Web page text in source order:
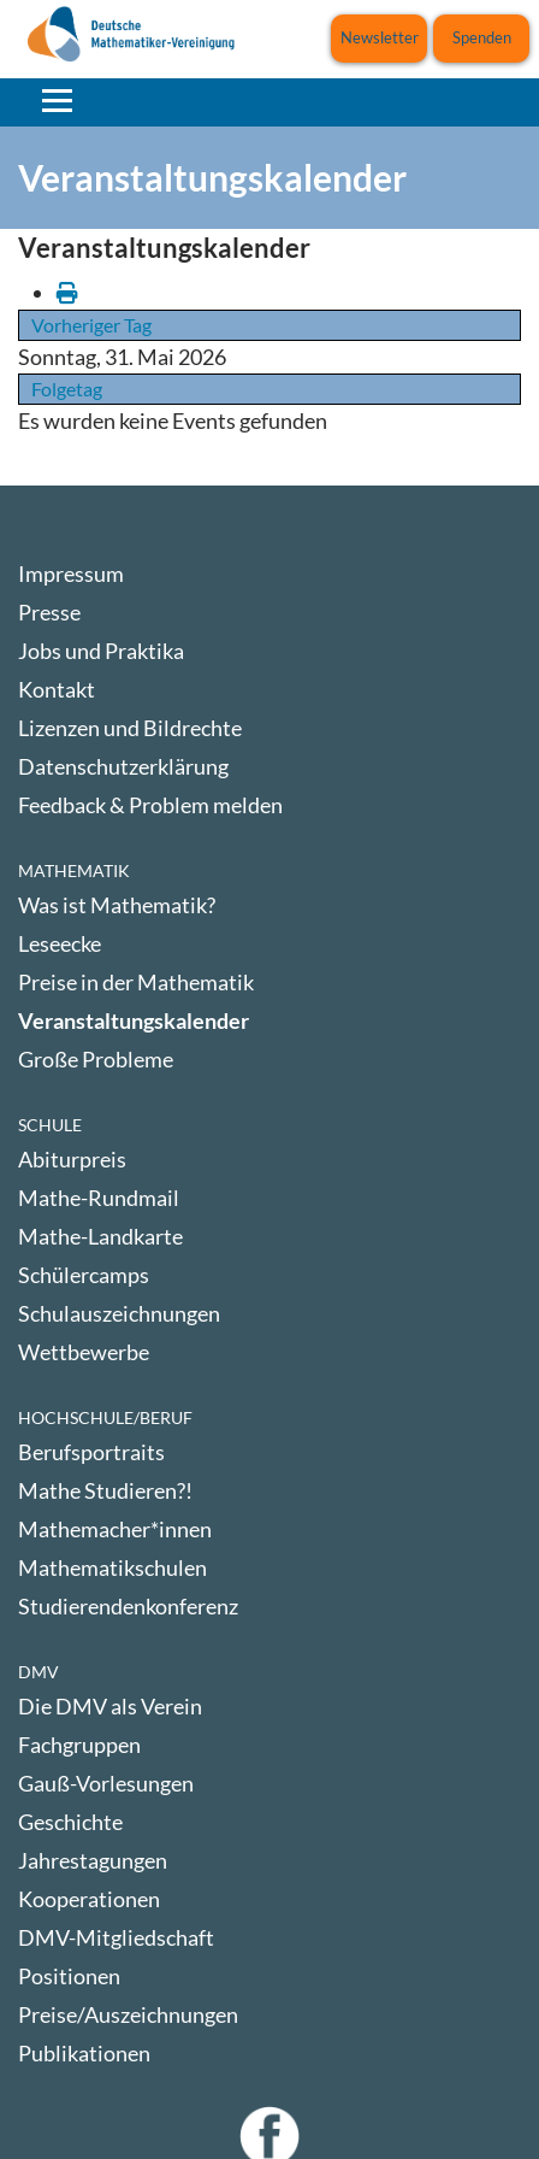
Spenden
Newsletter
Veranstaltungskalender
Veranstaltungskalender
Vorheriger Tag
Sonntag, 31. Mai 2026
Folgetag
Es wurden keine Events gefunden
Impressum
Presse
Jobs und Praktika
Kontakt
Lizenzen und Bildrechte
Datenschutzerklärung
Feedback & Problem melden
MATHEMATIK
Was ist Mathematik?
Leseecke
Preise in der Mathematik
Veranstaltungskalender
Große Probleme
SCHULE
Abiturpreis
Mathe-Rundmail
Mathe-Landkarte
Schülercamps
Schulauszeichnungen
Wettbewerbe
HOCHSCHULE/BERUF
Berufsportraits
Mathe Studieren?!
Mathemacher*innen
Mathematikschulen
Studierendenkonferenz
DMV
Die DMV als Verein
Fachgruppen
Gauß-Vorlesungen
Geschichte
Jahrestagungen
Kooperationen
DMV-Mitgliedschaft
Positionen
Preise/Auszeichnungen
Publikationen